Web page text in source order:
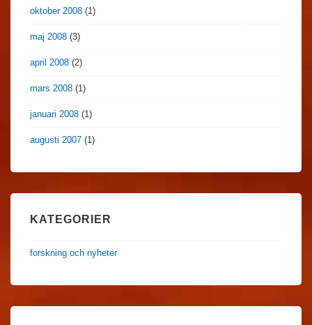
oktober 2008 (1)
maj 2008 (3)
april 2008 (2)
mars 2008 (1)
januari 2008 (1)
augusti 2007 (1)
KATEGORIER
forskning och nyheter